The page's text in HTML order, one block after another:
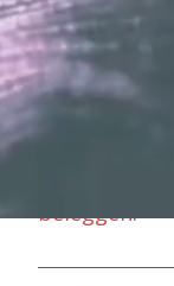
Met ons
streven wij
risico’s met
beleggen.